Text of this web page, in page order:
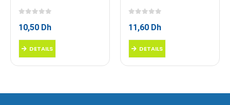
10,50 Dh
DETAILS
11,60 Dh
DETAILS